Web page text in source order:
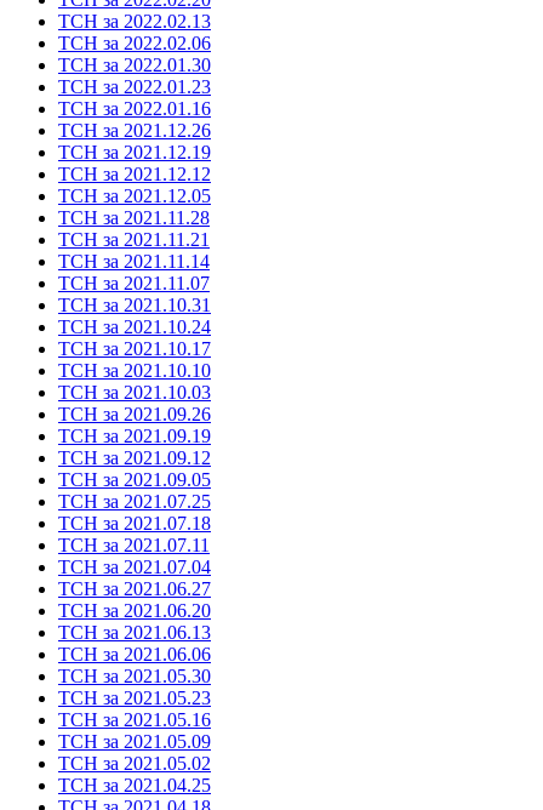
ТСН за 2022.02.13
ТСН за 2022.02.06
ТСН за 2022.01.30
ТСН за 2022.01.23
ТСН за 2022.01.16
ТСН за 2021.12.26
ТСН за 2021.12.19
ТСН за 2021.12.12
ТСН за 2021.12.05
ТСН за 2021.11.28
ТСН за 2021.11.21
ТСН за 2021.11.14
ТСН за 2021.11.07
ТСН за 2021.10.31
ТСН за 2021.10.24
ТСН за 2021.10.17
ТСН за 2021.10.10
ТСН за 2021.10.03
ТСН за 2021.09.26
ТСН за 2021.09.19
ТСН за 2021.09.12
ТСН за 2021.09.05
ТСН за 2021.07.25
ТСН за 2021.07.18
ТСН за 2021.07.11
ТСН за 2021.07.04
ТСН за 2021.06.27
ТСН за 2021.06.20
ТСН за 2021.06.13
ТСН за 2021.06.06
ТСН за 2021.05.30
ТСН за 2021.05.23
ТСН за 2021.05.16
ТСН за 2021.05.09
ТСН за 2021.05.02
ТСН за 2021.04.25